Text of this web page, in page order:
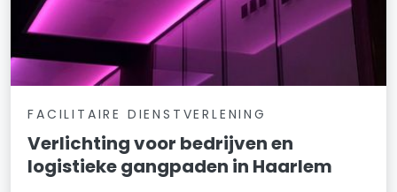
FACILITAIRE DIENSTVERLENING
Verlichting voor bedrijven en
logistieke gangpaden in Haarlem